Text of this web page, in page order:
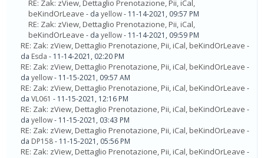
RE: Zak: zView, Dettaglio Prenotazione, Pii, iCal,
beKindOrLeave - da yellow- 11-14-2021, 09:57 PM
RE: Zak: zView, Dettaglio Prenotazione, Pii, iCal,
beKindOrLeave - da yellow- 11-14-2021, 09:59 PM
RE: Zak: zView, Dettaglio Prenotazione, Pii, iCal, beKindOrLeave -
da Esda - 11-14-2021, 02:20 PM
RE: Zak: zView, Dettaglio Prenotazione, Pii, iCal, beKindOrLeave -
da yellow- 11-15-2021, 09:57 AM
RE: Zak: zView, Dettaglio Prenotazione, Pii, iCal, beKindOrLeave -
da VL061 - 11-15-2021, 12:16 PM
RE: Zak: zView, Dettaglio Prenotazione, Pii, iCal, beKindOrLeave -
da yellow- 11-15-2021, 03:43 PM
RE: Zak: zView, Dettaglio Prenotazione, Pii, iCal, beKindOrLeave -
da DP158- 11-15-2021, 05:56 PM
RE: Zak: zView, Dettaglio Prenotazione, Pii, iCal, beKindOrLeave -